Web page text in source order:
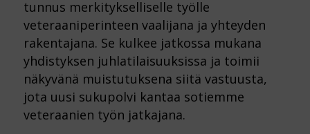
tunnus merkitykselliselle työlle
veteraaniperinteen vaalijana ja yhteyden
rakentajana. Se kulkee jatkossa mukana
yhdistyksen juhlatilaisuuksissa ja toimii
näkyvänä muistutuksena siitä vastuusta,
jota uusi sukupolvi kantaa sotiemme
veteraanien työn jatkajana.